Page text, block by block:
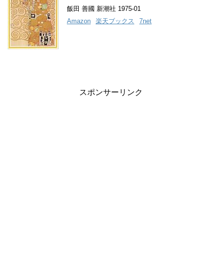
飯田 善國 新潮社 1975-01
Amazon
楽天ブックス 7net
スポンサーリンク